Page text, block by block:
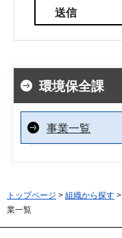
環境保全課
事業一覧
トップページ > 組織から探す >
業一覧